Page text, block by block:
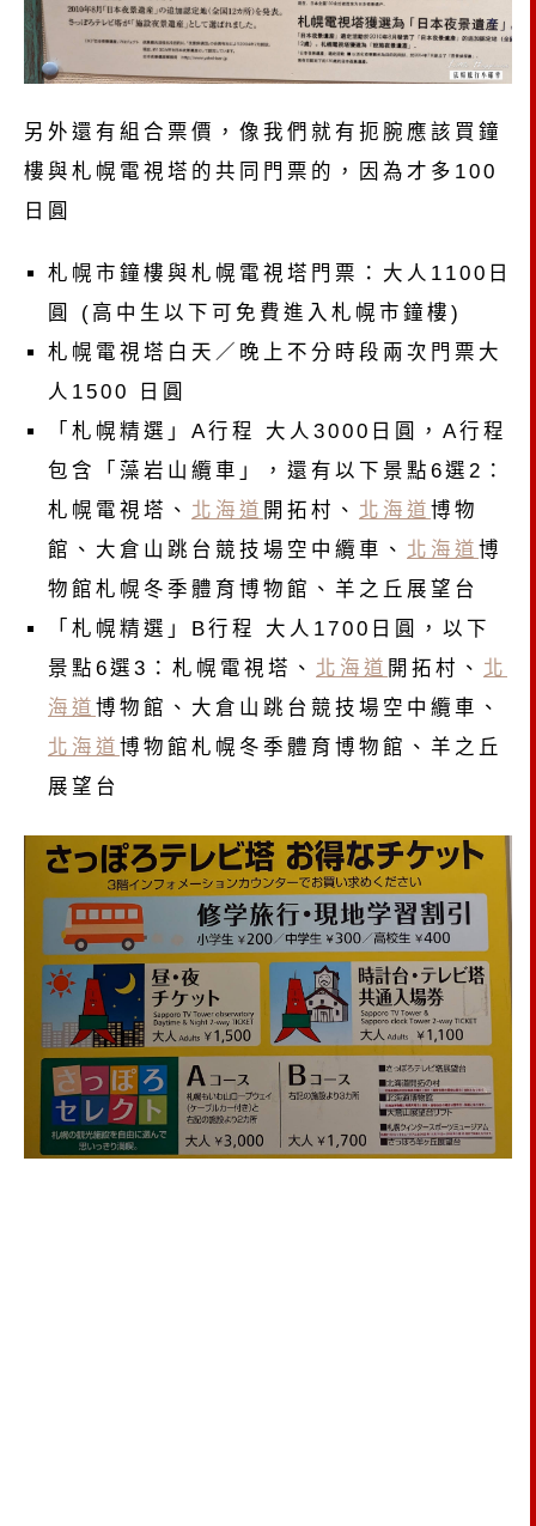
另外還有組合票價，像我們就有扼腕應該買鐘
樓與札幌電視塔的共同門票的，因為才多100
日圓
札幌市鐘樓與札幌電視塔門票：大人1100日
圓 (高中生以下可免費進入札幌市鐘樓)
札幌電視塔白天／晚上不分時段兩次門票大
人1500 日圓
「札幌精選」A行程 大人3000日圓，A行程
包含「藻岩山纜車」，還有以下景點6選2：
札幌電視塔、 北海道 開拓村、 北海道 博物
館、大倉山跳台競技場空中纜車、 北海道 博
物館札幌冬季體育博物館、羊之丘展望台
「札幌精選」B行程 大人1700日圓，以下
景點6選3：札幌電視塔、 北海道 開拓村、 北
海道 博物館、大倉山跳台競技場空中纜車、
北海道 博物館札幌冬季體育博物館、羊之丘
展望台